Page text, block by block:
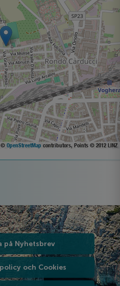
© OpenStreetMap contributors, Points © 2012 LINZ
på Nyhetsbrev
och Cookies